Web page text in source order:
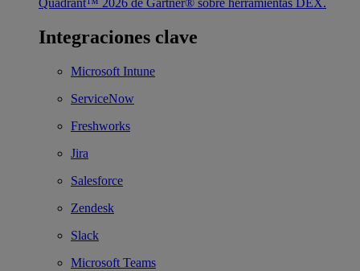
Quadrant™ 2026 de Gartner® sobre herramientas DEX.
Integraciones clave
Microsoft Intune
ServiceNow
Freshworks
Jira
Salesforce
Zendesk
Slack
Microsoft Teams